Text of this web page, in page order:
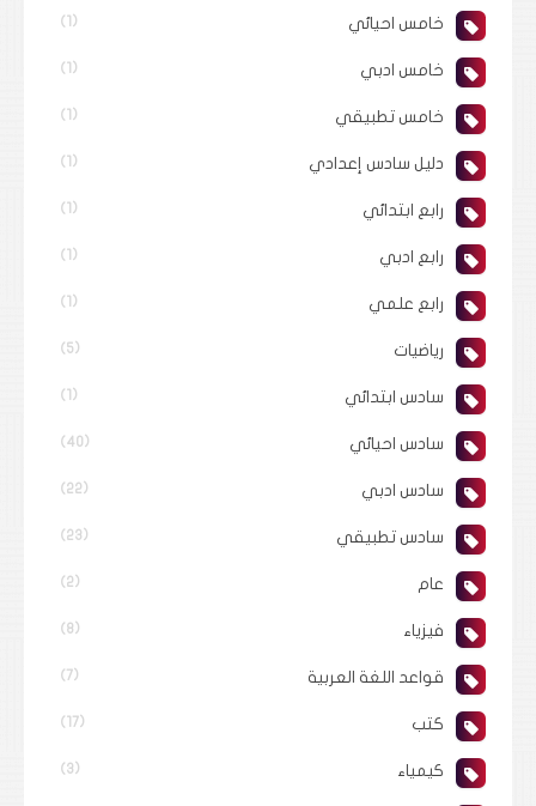
خامس احيائي (1)
خامس ادبي (1)
خامس تطبيقي (1)
دليل سادس إعدادي (1)
رابع ابتدائي (1)
رابع ادبي (1)
رابع علمي (1)
رياضيات (5)
سادس ابتدائي (1)
سادس احيائي (40)
سادس ادبي (22)
سادس تطبيقي (23)
عام (2)
فيزياء (8)
قواعد اللغة العربية (7)
كتب (17)
كيمياء (3)